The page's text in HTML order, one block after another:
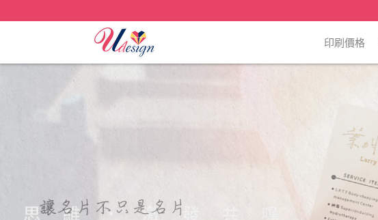
印刷價格